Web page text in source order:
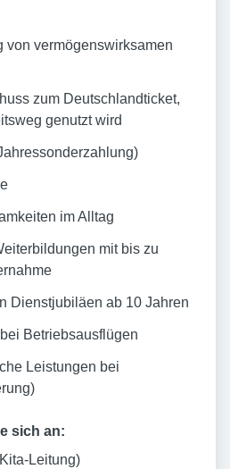
von vermögenswirksamen
zum Deutschlandticket,
genutzt wird
im Alltag
mit bis zu
Dienstjubiläen ab 10 Jahren
Betriebsausflügen
Leistungen bei
sich an:
Leitung)